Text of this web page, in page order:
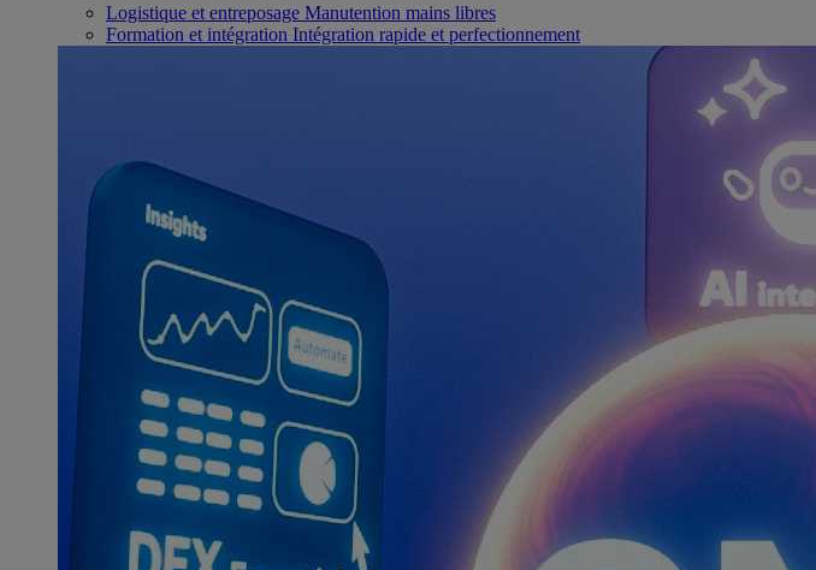
Logistique et entreposage Manutention mains libres
Formation et intégration Intégration rapide et perfectionnement